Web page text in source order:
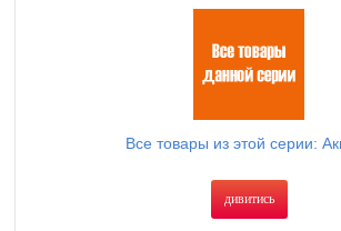
Все товары из этой серии:
дивитись